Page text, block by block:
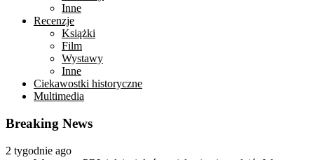
Inne
Recenzje
Książki
Film
Wystawy
Inne
Ciekawostki historyczne
Multimedia
Breaking News
2 tygodnie ago